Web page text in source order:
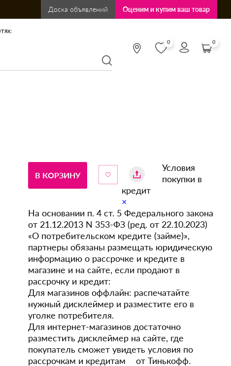
Доска объявлений Оценим и купим ваш товар
0 0
В КОРЗИНУ
Условия
покупки в
кредит
×
На основании п. 4 ст. 5 Федерального закона
от 21.12.2013 N 353-ФЗ (ред. от 22.10.2023)
«О потребительском кредите (займе)»,
партнеры обязаны размещать юридическую
информацию о рассрочке и кредите в
магазине и на сайте, если продают в
рассрочку и кредит:
Для магазинов оффлайн: распечатайте
нужный дисклеймер и разместите его в
уголке потребителя.
Для интернет-магазинов достаточно
разместить дисклеймер на сайте, где
покупатель сможет увидеть условия по
рассрочкам и кредитам от Тинькофф.